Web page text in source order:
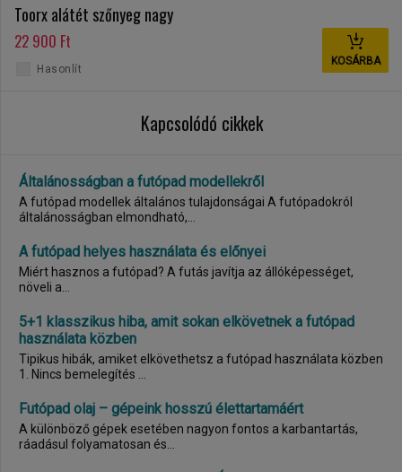
Toorx alátét szőnyeg nagy
22 900 Ft
KOSÁRBA
Hasonlít
Kapcsolódó cikkek
Általánosságban a futópad modellekről
A futópad modellek általános tulajdonságai A futópadokról
általánosságban elmondható,...
A futópad helyes használata és előnyei
Miért hasznos a futópad? A futás javítja az állóképességet,
növeli a...
5+1 klasszikus hiba, amit sokan elkövetnek a futópad
használata közben
Tipikus hibák, amiket elkövethetsz a futópad használata közben
Futópad olaj – gépeink hosszú élettartamáért
A különböző gépek esetében nagyon fontos a karbantartás,
ráadásul folyamatosan és...